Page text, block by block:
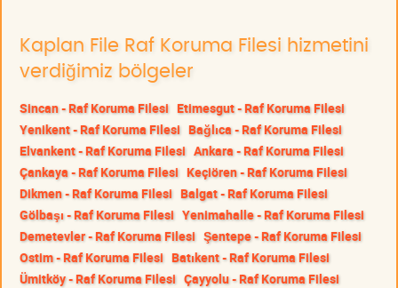
Kaplan File Raf Koruma Filesi hizmetini
verdiğimiz bölgeler
Sincan - Raf Koruma Filesi Etimesgut - Raf Koruma Filesi
Yenikent - Raf Koruma Filesi Bağlıca - Raf Koruma Filesi
Elvankent - Raf Koruma Filesi Ankara - Raf Koruma Filesi
Çankaya - Raf Koruma Filesi Keçiören - Raf Koruma Filesi
Dikmen - Raf Koruma Filesi Balgat - Raf Koruma Filesi
Gölbaşı - Raf Koruma Filesi Yenimahalle - Raf Koruma Filesi
Demetevler - Raf Koruma Filesi Şentepe - Raf Koruma Filesi
Ostim - Raf Koruma Filesi Batıkent - Raf Koruma Filesi
Ümitköy - Raf Koruma Filesi Çayyolu - Raf Koruma Filesi